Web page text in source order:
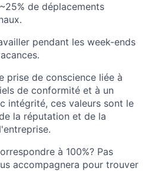
de déplacements
pendant les week-ends
prise de conscience liée à
de conformité et à un
intégrité, ces valeurs sont le
la réputation et de la
à 100%? Pas
accompagnera pour trouver